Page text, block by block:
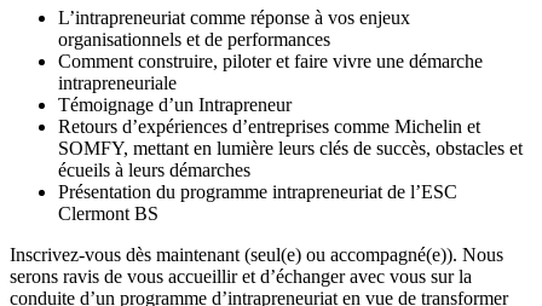
L’intrapreneuriat comme réponse à vos enjeux
organisationnels et de performances
Comment construire, piloter et faire vivre une démarche
intrapreneuriale
Témoignage d’un Intrapreneur
Retours d’expériences d’entreprises comme Michelin et
SOMFY, mettant en lumière leurs clés de succès, obstacles et
écueils à leurs démarches
Présentation du programme intrapreneuriat de l’ESC
Clermont BS
Inscrivez-vous dès maintenant (seul(e) ou accompagné(e)). Nous
serons ravis de vous accueillir et d’échanger avec vous sur la
conduite d’un programme d’intrapreneuriat en vue de transformer